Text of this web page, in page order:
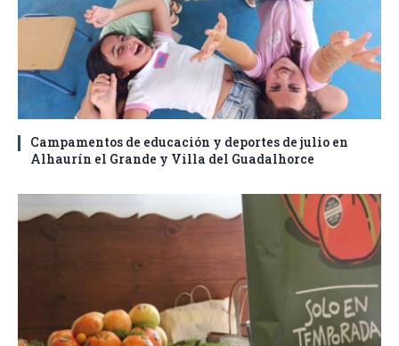
Campamentos de educación y deportes de julio en
Alhaurín el Grande y Villa del Guadalhorce